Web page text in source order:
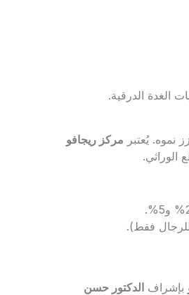
الغدة الدرقية.
نموه. يُعتبر مركز ريجافو
الوراثي.
بإشراف الدكتور حسن